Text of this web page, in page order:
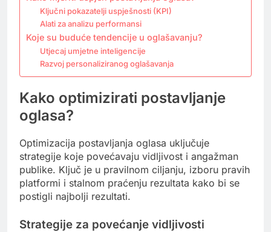
Ključni pokazatelji uspješnosti (KPI)
Alati za analizu performansi
Koje su buduće tendencije u oglašavanju?
Utjecaj umjetne inteligencije
Razvoj personaliziranog oglašavanja
Kako optimizirati postavljanje
oglasa?
Optimizacija postavljanja oglasa uključuje
strategije koje povećavaju vidljivost i angažman
publike. Ključ je u pravilnom ciljanju, izboru pravih
platformi i stalnom praćenju rezultata kako bi se
postigli najbolji rezultati.
Strategije za povećanje vidljivosti